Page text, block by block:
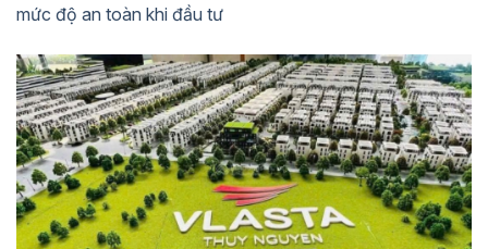
mức độ an toàn khi đầu tư